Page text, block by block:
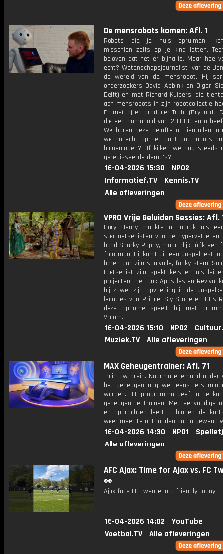
De mensrobots komen: Afl. 1
Robots die je huis opruimen,
misschien zelfs op je kind letten.
beloven dat het er bijna is. Maar hoe
echt? Wetenschapsjournalist Ivar de
de wereld van de mensrobot. Hij
onderzoekers David Abbink en Olger
Delft) en met Richard Kuipers, die
aan mensrobots in zijn robotcollectie
En met dj en producer Trobi (Bryan du
die een humanoid van 20.000 euro
We horen deze belofte al tientallen
we nu echt op het punt dat robots
binnenlopen? Of kijken we nog steeds
geregisseerde demo's?
16-04-2026 15:30
NPO2
Informatief.TV
Kennis.TV
Alle afleveringen
VPRO Vrije Geluiden Sessies: Afl.
Cory Henry maakte al indruk als
stertoetsenisten van de hypervette en
band Snarky Puppy, maar blijkt óók een
frontman. Hij komt uit een gospelnest,
horen aan zijn soulvolle, funky stem.
toetsenist zijn spektakels en als
projecten The Funk Apostles en Revival
hij zowel zijn opvoeding in de
legacies van Prince, Sly Stone en Otis
deze opname speelt hij met
Vroom.
16-04-2026 15:10 NPO2
Muziek.TV
Alle afleveringen
MAX Geheugentrainer: Afl. 71
Train uw brein. Naarmate iemand ouder
het geheugen nog wel eens iets
worden. Dit programma geeft u de
geheugen te trainen. Met eenvoudige
en opdrachten leert u binnen de
weer meer te onthouden dan u gewend
16-04-2026 14:30 NPO1
Alle afleveringen
AFC Ajax: Time for Ajax vs. FC
👀
Ajax face FC Twente in a friendly today.
16-04-2026 14:02
YouTube
Voetbal.TV
Alle afleveringen